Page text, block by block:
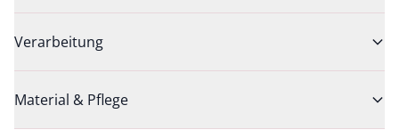
Verarbeitung
Material & Pflege